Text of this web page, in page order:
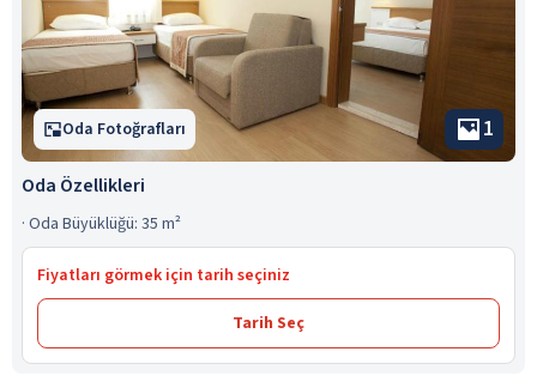
Oda Fotoğrafları 1
Oda Özellikleri
· Oda Büyüklüğü: 35 m²
Fiyatları görmek için tarih seçiniz
Tarih Seç